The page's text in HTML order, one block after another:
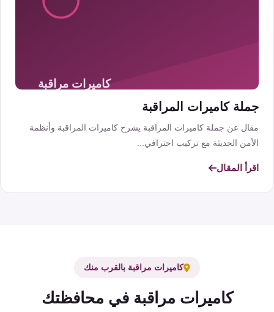
جملة كاميرات المراقبة
مقال عن جملة كاميرات المراقبة يشرح كاميرات المراقبة وأنظمة
الأمن الحديثة مع تركيب احترافي...
اقرأ المقال
كاميرات مراقبة بالقرب منك
كاميرات مراقبة في محافظتك